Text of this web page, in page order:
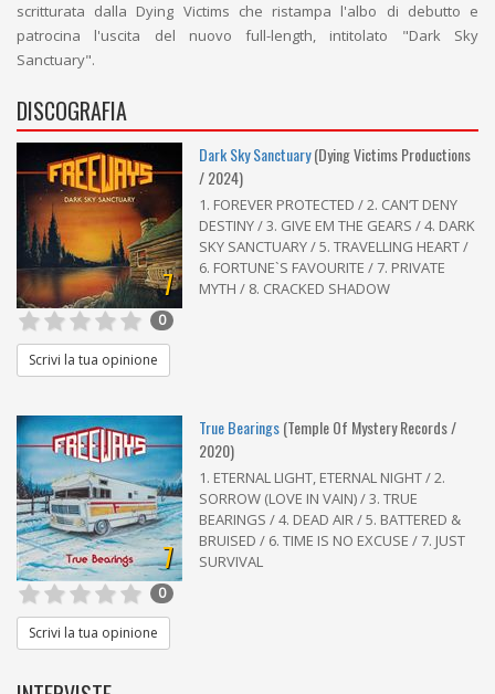
scritturata dalla Dying Victims che ristampa l'albo di debutto e
patrocina l'uscita del nuovo full-length, intitolato "Dark Sky
Sanctuary".
DISCOGRAFIA
7
Dark Sky Sanctuary(Dying Victims Productions
/ 2024)
1. FOREVER PROTECTED / 2. CAN’T DENY
DESTINY / 3. GIVE EM THE GEARS / 4. DARK
SKY SANCTUARY / 5. TRAVELLING HEART /
6. FORTUNE`S FAVOURITE / 7. PRIVATE
MYTH / 8. CRACKED SHADOW
0
Scrivi la tua opinione
7
True Bearings(Temple Of Mystery Records /
2020)
1. ETERNAL LIGHT, ETERNAL NIGHT / 2.
SORROW (LOVE IN VAIN) / 3. TRUE
BEARINGS / 4. DEAD AIR / 5. BATTERED &
BRUISED / 6. TIME IS NO EXCUSE / 7. JUST
SURVIVAL
0
Scrivi la tua opinione